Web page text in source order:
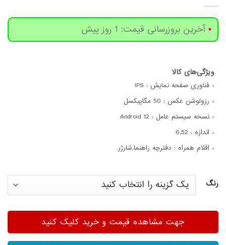
آخرین بروزرسانی قیمت: 1 روز پیش
فناوری صفحه‌ نمایش : IPS
رزولوشن عکس : 50 مگاپیکسل
نسخه سیستم عامل : Android 12
اندازه : 6.52
اقلام همراه : دفترچه‌ راهنما,شارژر,
رنگ
جهت مشاهده قیمت و خرید کلیک کنید